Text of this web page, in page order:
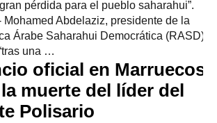
pérdida para el pueblo saharahui”.
Mohamed Abdelaziz, presidente de la
Árabe Saharahui Democrática (RASD),
una …
oficial en Marruecos
muerte del líder del
Polisario